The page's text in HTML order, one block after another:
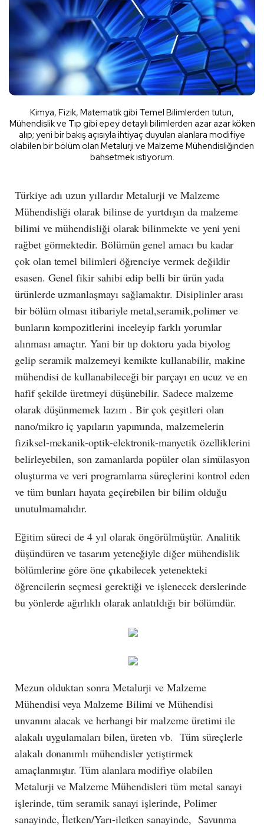
Kimya, Fizik, Matematik gibi Temel Bilimlerden tutun,
Mühendislik ve Tıp gibi epey detaylı bilimlerden azar azar köken
alıp; yeni bir bakış açısıyla ihtiyaç duyulan alanlara modifiye
olabilen bir bölüm olan Metalurji ve Malzeme Mühendisliğinden
bahsetmek istiyorum.
Türkiye adı uzun yıllardır Metalurji ve Malzeme
Mühendisliği olarak bilinse de yurtdışın da malzeme
bilimi ve mühendisliği olarak bilinmekte ve yeni yeni
rağbet görmektedir. Bölümün genel amacı bu kadar
çok olan temel bilimleri öğrenciye vermek değildir
esasen. Genel fikir sahibi edip belli bir ürün yada
ürünlerde uzmanlaşmayı sağlamaktır. Disiplinler arası
bir bölüm olması itibariyle metal,seramik,polimer ve
bunların kompozitlerini inceleyip farklı yorumlar
alınması amaçtır. Yani bir tıp doktoru yada biyolog
gelip seramik malzemeyi kemikte kullanabilir, makine
mühendisi de kullanabileceği bir parçayı en ucuz ve en
hafif şekilde üretmeyi düşünebilir. Sadece malzeme
olarak düşünmemek lazım . Bir çok çeşitleri olan
nano/mikro iç yapıların yapımında, malzemelerin
fiziksel-mekanik-optik-elektronik-manyetik özelliklerini
belirleyebilen, son zamanlarda popüler olan simülasyon
oluşturma ve veri programlama süreçlerini kontrol eden
ve tüm bunları hayata geçirebilen bir bilim olduğu
unutulmamalıdır.
Eğitim süreci de 4 yıl olarak öngörülmüştür. Analitik
düşündüren ve tasarım yeteneğiyle diğer mühendislik
bölümlerine göre öne çıkabilecek yetenekteki
öğrencilerin seçmesi gerektiği ve işlenecek derslerinde
bu yönlerde ağırlıklı olarak anlatıldığı bir bölümdür.
Mezun olduktan sonra Metalurji ve Malzeme
Mühendisi veya Malzeme Bilimi ve Mühendisi
unvanını alacak ve herhangi bir malzeme üretimi ile
alakalı uygulamaları bilen, üreten vb. Tüm süreçlerle
alakalı donanımlı mühendisler yetiştirmek
amaçlanmıştır. Tüm alanlara modifiye olabilen
Metalurji ve Malzeme Mühendisleri tüm metal sanayi
işlerinde, tüm seramik sanayi işlerinde, Polimer
sanayinde, İletken/Yarı-iletken sanayinde, Savunma